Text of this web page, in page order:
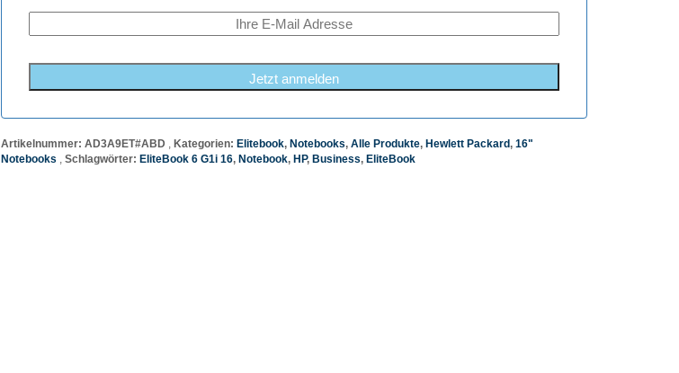
Jetzt anmelden
Artikelnummer: AD3A9ET#ABD Kategorien: Elitebook, Notebooks, Alle Produkte, Hewlett Packard, 16"
Notebooks
Schlagwörter: EliteBook 6 G1i 16, Notebook, HP, Business, EliteBook